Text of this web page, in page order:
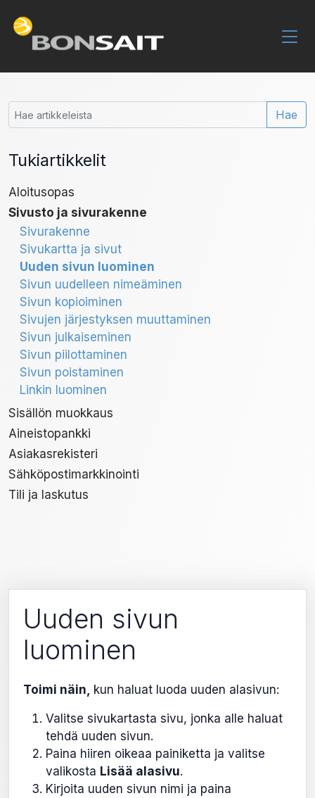
Hae
Tukiartikkelit
Aloitusopas
Sivusto ja sivurakenne
Sivurakenne
Sivukartta ja sivut
Uuden sivun luominen
Sivun uudelleen nimeäminen
Sivun kopioiminen
Sivujen järjestyksen muuttaminen
Sivun julkaiseminen
Sivun piilottaminen
Sivun poistaminen
Linkin luominen
Sisällön muokkaus
Aineistopankki
Asiakasrekisteri
Sähköpostimarkkinointi
Tili ja laskutus
Uuden sivun
luominen
Toimi näin, kun haluat luoda uuden alasivun:
Valitse sivukartasta sivu, jonka alle haluat
tehdä uuden sivun.
Paina hiiren oikeaa painiketta ja valitse
valikosta Lisää alasivu.
Kirjoita uuden sivun nimi ja paina